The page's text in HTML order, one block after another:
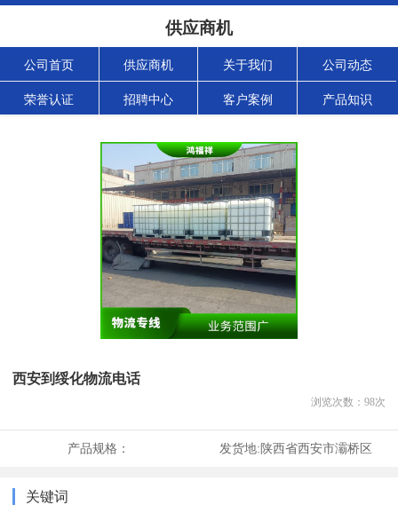
供应商机
公司首页 供应商机 关于我们 公司动态
荣誉认证 招聘中心 客户案例 产品知识
西安到绥化物流电话
浏览次数： 98次
产品规格： 发货地:陕西省西安市灞桥区
关键词